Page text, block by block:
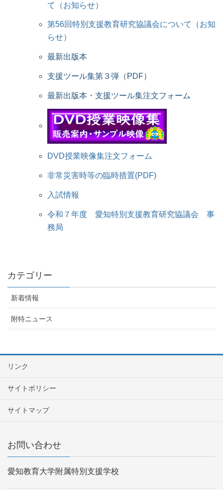
て（お知らせ）
第56回特別支援教育研究協議会について（お知
らせ）
最新出版本
支援ツール集第３弾（PDF）
最新出版本・支援ツール集注文フォーム
DVD授業映像集注文フォーム
非常災害時等の臨時措置(PDF)
入試情報
令和７年度 愛知特別支援教育研究協議会 事
務局
カテゴリー
新着情報
附特ニュース
リンク
サイトポリシー
サイトマップ
お問い合わせ
愛知教育大学附属特別支援学校